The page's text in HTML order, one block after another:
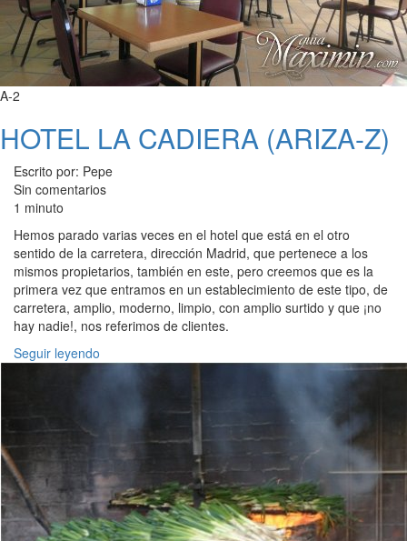
A-2
HOTEL LA CADIERA (ARIZA-Z)
Escrito por: Pepe
Sin comentarios
1 minuto
Hemos parado varias veces en el hotel que está en el otro
sentido de la carretera, dirección Madrid, que pertenece a los
mismos propietarios, también en este, pero creemos que es la
primera vez que entramos en un establecimiento de este tipo, de
carretera, amplio, moderno, limpio, con amplio surtido y que ¡no
hay nadie!, nos referimos de clientes.
Seguir leyendo